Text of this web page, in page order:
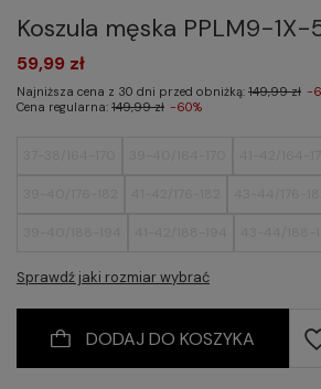
Koszula męska PPLM9-
Sprawdź jaki rozmiar wybrać
59,99 zł
Najniższa cena z 30 dni przed obniżką: 149,99 zł -
Cena regularna: 149,99 zł -60%
DODAJ DO KOSZYKA